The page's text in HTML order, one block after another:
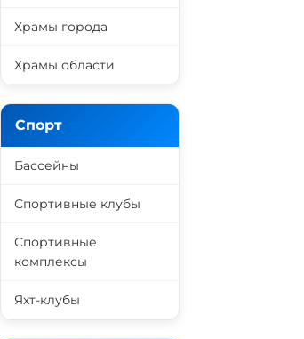
Храмы города
Храмы области
Спорт
Бассейны
Спортивные клубы
Спортивные
комплексы
Яхт-клубы